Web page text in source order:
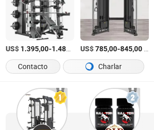
US$ 1.395,00-1.485,00 /Set
US$785,00-845,00/Pieza
Contacto
Charlar